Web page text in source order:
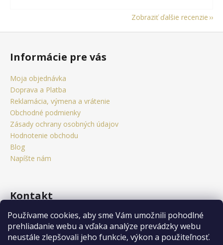
Používame cookies, aby sme Vám umožnili pohodlné
prehliadanie webu a vďaka analýze prevádzky webu
neustále zlepšovali jeho funkcie, výkon a použiteľnosť.
Zobraziť ďalšie recenzie
Informácie pre vás
Moja objednávka
Doprava a Platba
Reklamácia, výmena a vrátenie
Obchodné podmienky
Zásady ochrany osobných údajov
Hodnotenie obchodu
Blog
Napíšte nám
Kontakt
obchod @citystorm.eu
+421 950 541 742
Sledujte nás na Facebooku